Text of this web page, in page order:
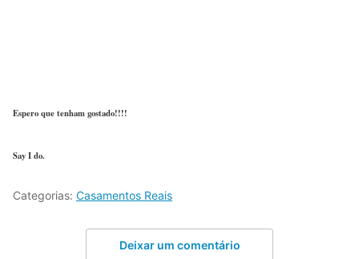
Espero que tenham gostado!!!!
Say I do.
Categorias: Casamentos Reais
Deixar um comentário